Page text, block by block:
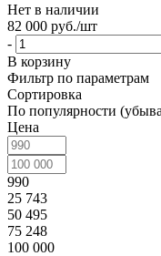
Нет в наличии
82 000 руб./шт
-
В корзину
Фильтр по параметрам
Сортировка
По популярности
Цена
990
25 743
50 495
75 248
100 000